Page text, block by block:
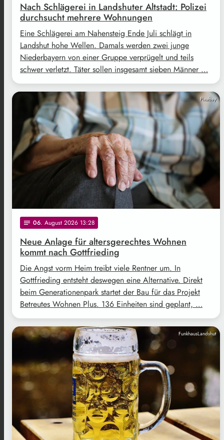
Nach Schlägerei in Landshuter Altstadt: Polizei
durchsucht mehrere Wohnungen
Eine Schlägerei am Nahensteig Ende Juli schlägt in
Landshut hohe Wellen. Damals werden zwei junge
Niederbayern von einer Gruppe verprügelt und teils
schwer verletzt. Täter sollen insgesamt sieben Männer …
Pixabay
notes 06. August 2026 13:28
Neue Anlage für altersgerechtes Wohnen
kommt nach Gottfrieding
Die Angst vorm Heim treibt viele Rentner um. In
Gottfrieding entsteht deswegen eine Alternative. Direkt
beim Generationenpark startet der Bau für das Projekt
Betreutes Wohnen Plus. 136 Einheiten sind geplant, …
FunkhausLandshut